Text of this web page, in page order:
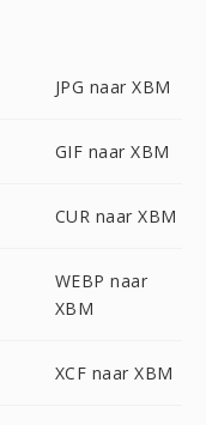
JPG naar XBM
GIF naar XBM
CUR naar XBM
WEBP naar
XBM
XCF naar XBM